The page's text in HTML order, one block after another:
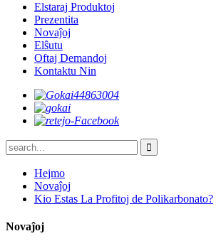
Elstaraj Produktoj
Prezentita
Novaĵoj
Elŝutu
Oftaj Demandoj
Kontaktu Nin
Hejmo
Novaĵoj
Kio Estas La Profitoj de Polikarbonato?
Novaĵoj